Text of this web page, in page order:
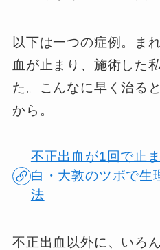
以下は一つの症例。ま
血が止まり、施術した
た。こんなに早く治る
から。
不正出血が1回で止
白・大敦のツボで生
法
不正出血以外に、いろ